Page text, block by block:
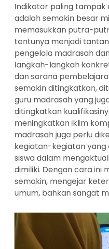
Indikator paling tampak
adalah semakin besar
memasukkan putra-
tentunya menjadi
pengelola madrasah
langkah-langkah
dan sarana
semakin ditingkatkan,
guru madrasah yang
ditingkatkan
meningkatkan iklim
madrasah juga perlu
kegiatan-kegiatan
siswa dalam
dimiliki. Dengan cara ini
semakin, mengejar
umum, bahkan sangat